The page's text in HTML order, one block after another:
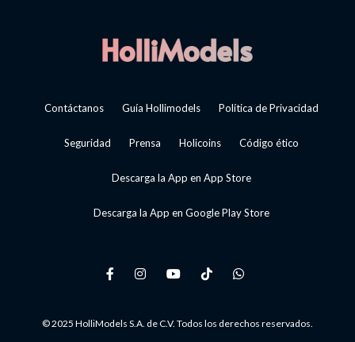
Contáctanos Guía Hollimodels Política de Privacidad
Seguridad Prensa Holicoins Código ético
Descarga la App en App Store
Descarga la App en Google Play Store
© 2025 HolliModels S.A. de C.V. Todos los derechos reservados.